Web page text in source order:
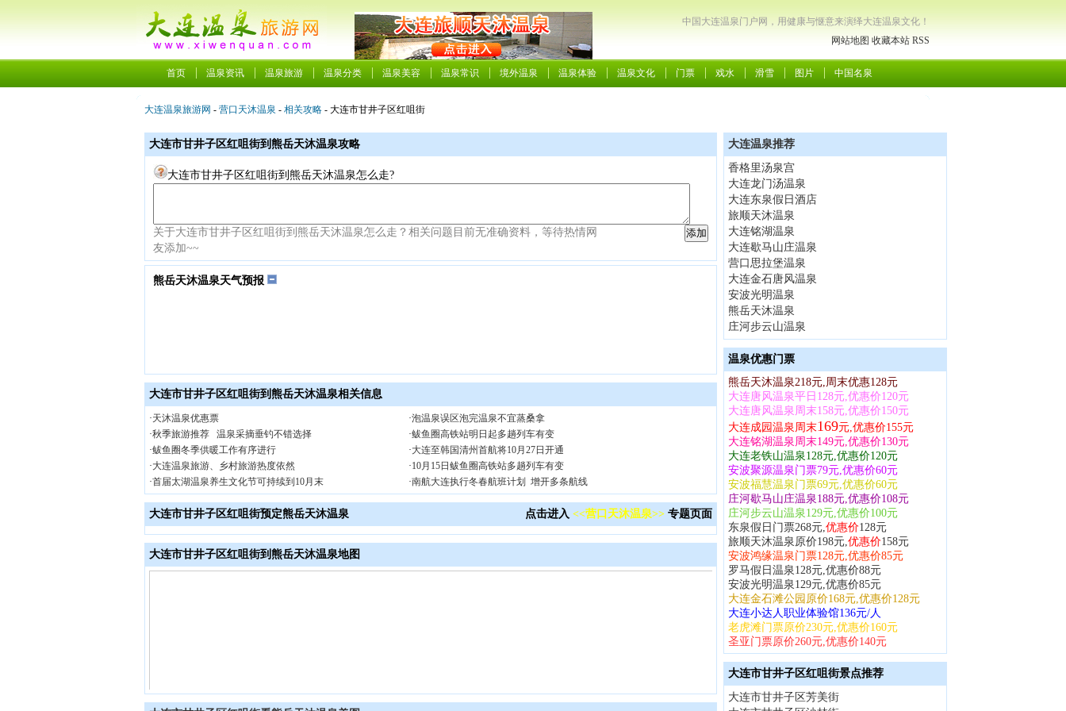
中国大连温泉门户网，用健康与惬意来演绎大连温泉文化！
网站地图 收藏本站 RSS
首页 温泉资讯 温泉旅游 温泉分类 温泉美容 温泉常识 境外温泉 温泉体验 温泉文化 门票 戏水 滑雪 图片 中国名泉
大连温泉旅游网 - 营口天沐温泉 - 相关攻略 - 大连市甘井子区红咀街
大连市甘井子区红咀街到熊岳天沐温泉攻略
大连市甘井子区红咀街到熊岳天沐温泉怎么走?
关于大连市甘井子区红咀街到熊岳天沐温泉怎么走？相关问题目前无准确资料，等待热情网
友添加~~
熊岳天沐温泉天气预报
大连市甘井子区红咀街到熊岳天沐温泉相关信息
·天沐温泉优惠票 ·泡温泉误区泡完温泉不宜蒸桑拿
·秋季旅游推荐 温泉采摘垂钓不错选择 ·鲅鱼圈高铁站明日起多趟列车有变
·鲅鱼圈冬季供暖工作有序进行 ·大连至韩国清州首航将10月27日开通
·大连温泉旅游、乡村旅游热度依然 ·10月15日鲅鱼圈高铁站多趟列车有变
·首届太湖温泉养生文化节可持续到10月末 ·南航大连执行冬春航班计划 增开多条航线
大连市甘井子区红咀街预定熊岳天沐温泉 点击进入 <<营口天沐温泉>> 专题页面
大连市甘井子区红咀街到熊岳天沐温泉地图
大连温泉推荐
香格里汤泉宫
大连龙门汤温泉
大连东泉假日酒店
旅顺天沐温泉
大连铭湖温泉
大连歇马山庄温泉
营口思拉堡温泉
大连金石唐风温泉
安波光明温泉
熊岳天沐温泉
庄河步云山温泉
温泉优惠门票
熊岳天沐温泉218元,周末优惠128元
大连唐风温泉平日128元,优惠价120元
大连唐风温泉周末158元,优惠价150元
大连成园温泉周末169元,优惠价155元
大连铭湖温泉周末149元,优惠价130元
大连老铁山温泉128元,优惠价120元
安波聚源温泉门票79元,优惠价60元
安波福慧温泉门票69元,优惠价60元
庄河歇马山庄温泉188元,优惠价108元
庄河步云山温泉129元,优惠价100元
东泉假日门票268元,优惠价128元
旅顺天沐温泉原价198元,优惠价158元
安波鸿缘温泉门票128元,优惠价85元
罗马假日温泉128元,优惠价88元
安波光明温泉129元,优惠价85元
大连金石滩公园原价168元,优惠价128元
大连小达人职业体验馆136元/人
老虎滩门票原价230元,优惠价160元
圣亚门票原价260元,优惠价140元
大连市甘井子区红咀街景点推荐
大连市甘井子区芳美街